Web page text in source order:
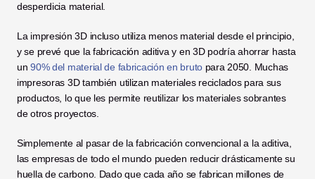
desperdicia material.
La impresión 3D incluso utiliza menos material desde el principio,
y se prevé que la fabricación aditiva y en 3D podría ahorrar hasta
un 90% del material de fabricación en bruto para 2050. Muchas
impresoras 3D también utilizan materiales reciclados para sus
productos, lo que les permite reutilizar los materiales sobrantes
de otros proyectos.
Simplemente al pasar de la fabricación convencional a la aditiva,
las empresas de todo el mundo pueden reducir drásticamente su
huella de carbono. Dado que cada año se fabrican millones de